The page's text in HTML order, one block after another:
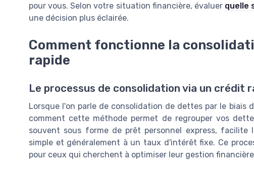
pour vous. Selon votre situation financière, évaluer quelle
une décision plus éclairée.
Comment fonctionne la
rapide
Le processus de consolidation via un crédit
Lorsque l'on parle de consolidation de dettes par le biais
comment cette méthode permet de regrouper vos
souvent sous forme de prêt personnel express,
simple et généralement à un taux d'intérêt fixe. Ce
pour ceux qui cherchent à optimiser leur gestion